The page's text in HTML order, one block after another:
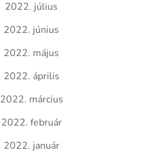
2022. július
2022. június
2022. május
2022. április
2022. március
2022. február
2022. január